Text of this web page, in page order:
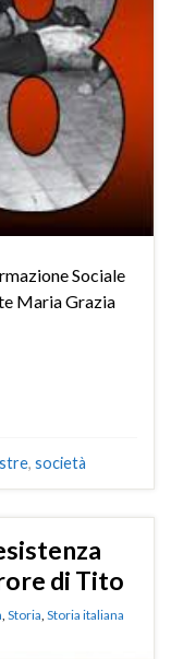
Sociale
Maria Grazia
, società
di Tito
, Storia, Storia italiana